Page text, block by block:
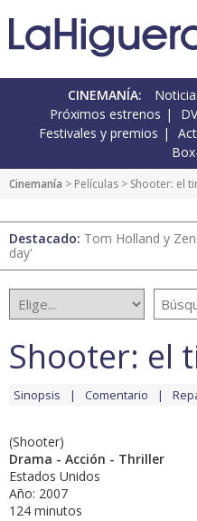
CINEMANÍA:
Próximos estrenos
Festivales y premios
Cinemanía > Películas > Shooter: el
Destacado: Tom Holland y
day'
Shooter: el
Sinopsis Comentario
(Shooter)
Drama - Acción - Thriller
Estados Unidos
Año: 2007
124 minutos